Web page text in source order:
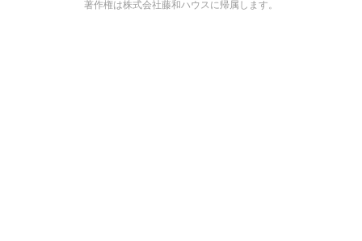
著作権は株式会社藤和ハウスに帰属します。